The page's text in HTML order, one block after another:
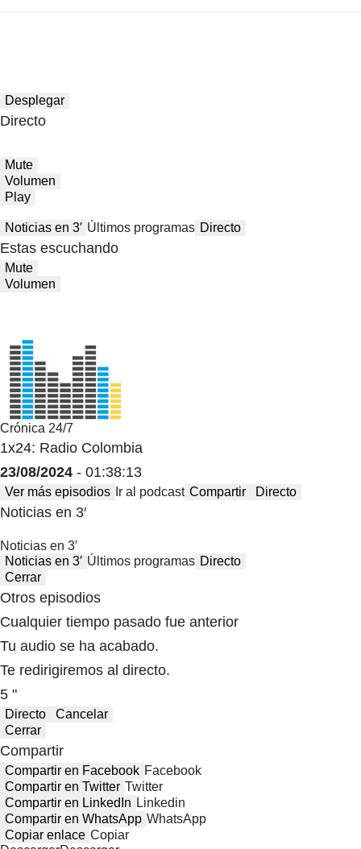
Desplegar
Directo
Mute
Volumen
Play
Noticias en 3′ Últimos programas Directo
Estas escuchando
Mute
Volumen
Crónica 24/7
1x24: Radio Colombia
23/08/2024 - 01:38:13
Ver más episodios Ir al podcast Compartir Directo
Noticias en 3′
Noticias en 3′
Noticias en 3′ Últimos programas Directo
Cerrar
Otros episodios
Cualquier tiempo pasado fue anterior
Tu audio se ha acabado.
Te redirigiremos al directo.
5 "
Directo
Cancelar
Cerrar
Compartir
Compartir en Facebook Facebook
Compartir en Twitter Twitter
Compartir en LinkedIn Linkedin
Compartir en WhatsApp WhatsApp
Copiar enlace Copiar